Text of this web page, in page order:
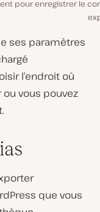
pour enregistrer le
ses paramètres
l’endroit où
vous pouvez
que vous